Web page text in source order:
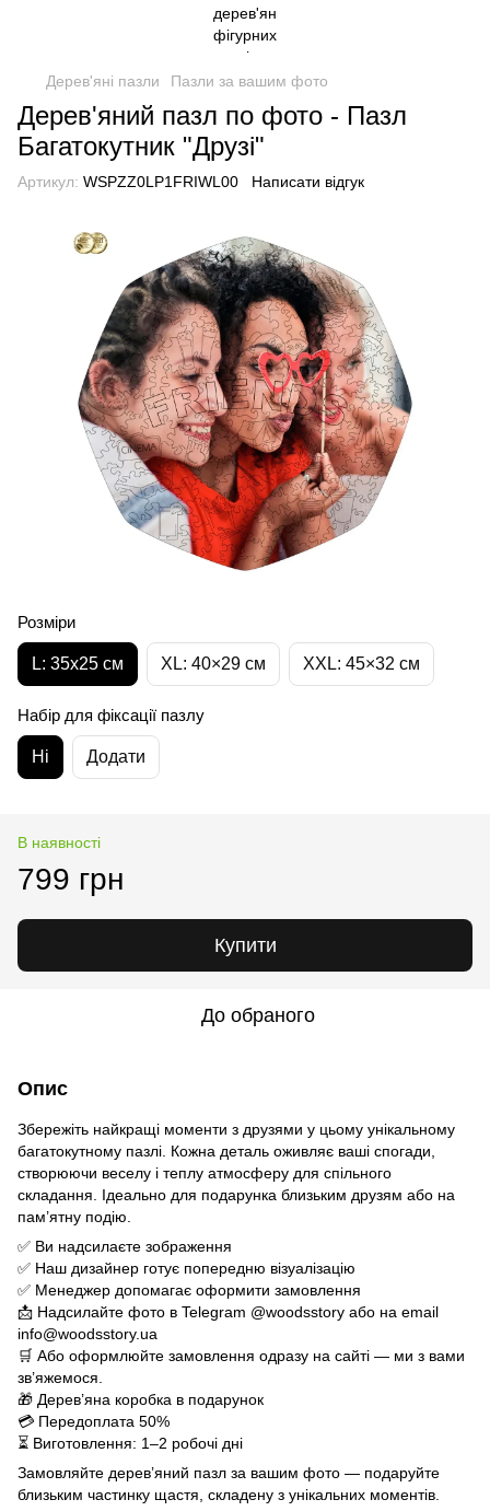
Дерев'яні пазли Пазли за вашим фото
Дерев'яний пазл по фото - Пазл
Багатокутник "Друзі"
Артикул: WSPZZ0LP1FRIWL00 Написати відгук
Розміри
L: 35х25 см XL: 40×29 см XXL: 45×32 cм
Набір для фіксації пазлу
Ні Додати
В наявності
799 грн
Купити
До обраного
Опис
Збережіть найкращі моменти з друзями у цьому унікальному
багатокутному пазлі. Кожна деталь оживляє ваші спогади,
створюючи веселу і теплу атмосферу для спільного
складання. Ідеально для подарунка близьким друзям або на
пам’ятну подію.
✅ Ви надсилаєте зображення
✅ Наш дизайнер готує попередню візуалізацію
✅ Менеджер допомагає оформити замовлення
📩 Надсилайте фото в Telegram @woodsstory або на email
info@woodsstory.ua
🛒 Або оформлюйте замовлення одразу на сайті — ми з вами
зв’яжемося.
🎁 Дерев’яна коробка в подарунок
💳 Передоплата 50%
⏳ Виготовлення: 1–2 робочі дні
Замовляйте дерев’яний пазл за вашим фото — подаруйте
близьким частинку щастя, складену з унікальних моментів.